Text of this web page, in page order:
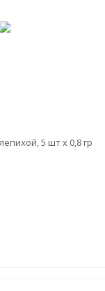
5 шт х 0,8 гр